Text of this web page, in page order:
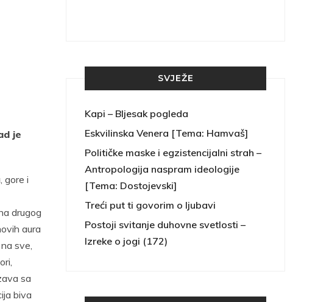
je
gore i
drugog
aura
sve,
sa
biva
SVJEŽE
Kapi – Bljesak pogleda
Eskvilinska Venera [Tema: Hamvaš]
Političke maske i egzistencijalni strah –
Antropologija naspram ideologije
[Tema: Dostojevski]
Treći put ti govorim o ljubavi
Postoji svitanje duhovne svetlosti –
Izreke o jogi (172)